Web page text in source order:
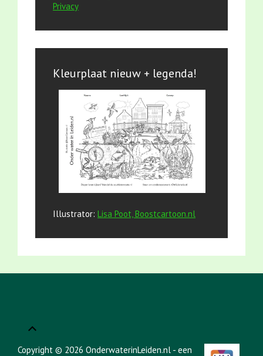
Privacy
Kleurplaat nieuw + legenda!
Illustrator: Lisa Poot, Boostcartoon.nl
Copyright © 2026 OnderwaterinLeiden.nl - een